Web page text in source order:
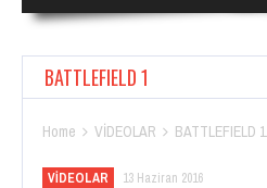
BATTLEFIELD 1
Home  VİDEOLAR  BATTLEFIELD 1
VİDEOLAR 13 Haziran 2016